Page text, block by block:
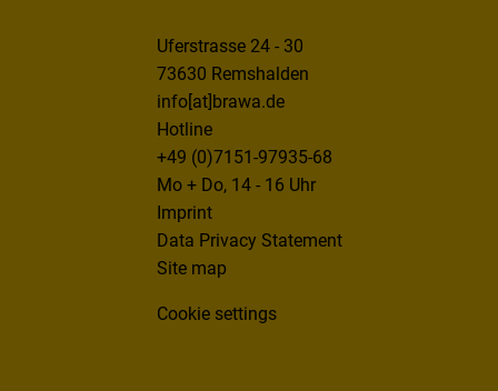
Uferstrasse 24 - 30
73630 Remshalden
info[at]brawa.de
Hotline
+49 (0)7151-97935-68
Mo + Do, 14 - 16 Uhr
Imprint
Data Privacy Statement
Site map
Cookie settings